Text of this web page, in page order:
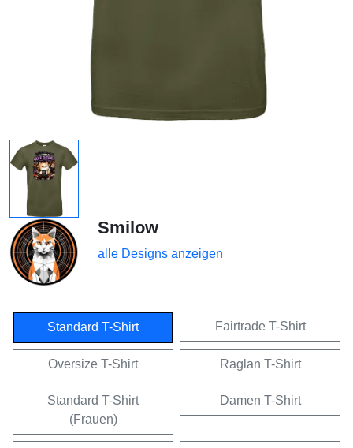
Smilow
alle Designs anzeigen
Standard T-Shirt Fairtrade T-Shirt
Oversize T-Shirt Raglan T-Shirt
Standard T-Shirt
(Frauen)
Damen T-Shirt